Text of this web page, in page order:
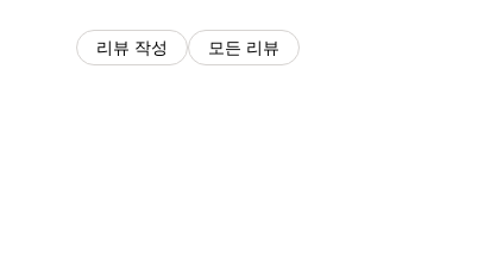
리뷰 작성 모든 리뷰